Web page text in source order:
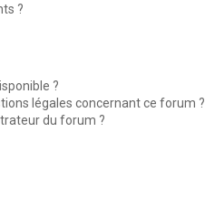
?
?
légales concernant ce forum ?
du forum ?